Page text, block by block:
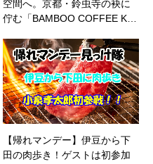
空間へ。京都・鈴虫寺の袂に
佇む「BAMBOO COFFEE K…
【帰れマンデー】伊豆から下
田の肉歩き！ゲストは初参加